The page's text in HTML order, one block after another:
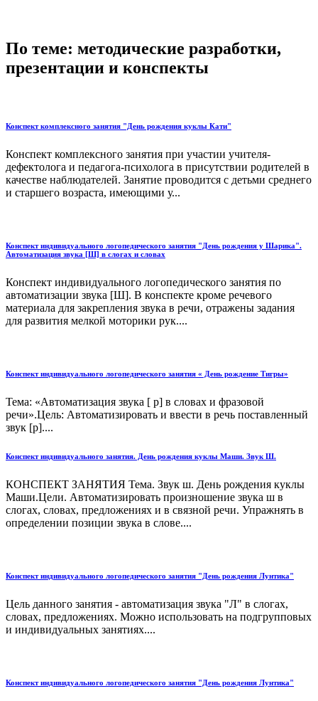
По теме: методические разработки,
презентации и конспекты
Конспект комплексного занятия "День рождения куклы Кати"
Конспект комплексного занятия при участии учителя-
дефектолога и педагога-психолога в присутствии родителей в
качестве наблюдателей. Занятие проводится с детьми среднего
и старшего возраста, имеющими у...
Конспект индивидуального логопедического занятия "День рождения у Шарика".
Автоматизация звука [Ш] в слогах и словах
Конспект индивидуального логопедического занятия по
автоматизации звука [Ш]. В конспекте кроме речевого
материала для закрепления звука в речи, отражены задания
для развития мелкой моторики рук....
Конспект индивидуального логопедического занятия « День рождение Тигры»
Тема: «Автоматизация звука [ р] в словах и фразовой
речи».Цель: Автоматизировать и ввести в речь поставленный
звук [р]....
Конспект индивидуального занятия. День рождения куклы Маши. Звук Ш.
КОНСПЕКТ ЗАНЯТИЯ Тема. Звук ш. День рождения куклы
Маши.Цели. Автоматизировать произношение звука ш в
слогах, словах, предложениях и в связной речи. Упражнять в
определении позиции звука в слове....
Конспект индивидуального логопедического занятия "День рождения Лунтика"
Цель данного занятия - автоматизация звука "Л" в слогах,
словах, предложениях. Можно использовать на подгрупповых
и индивидуальных занятиях....
Конспект индивидуального логопедического занятия "День рождения Лунтика"